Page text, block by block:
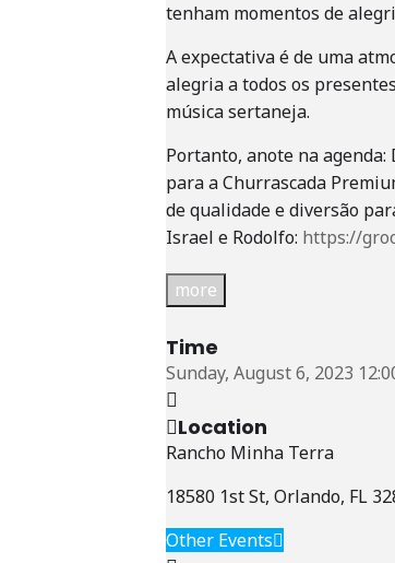
tenham momentos de
A expectativa é de uma
alegria a todos os
música sertaneja.
Portanto, anote na agenda:
para a Churrascada
de qualidade e diversão
Israel e Rodolfo: https://
more
Time
Sunday, August 6, 2023
Location
Rancho Minha Terra
18580 1st St, Orlando, FL
Other Events